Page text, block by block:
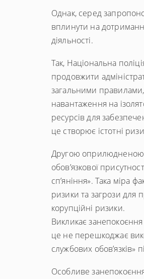
Однак, серед
вплинути на
діяльності.
Так, Національна
продовжити
загальними
навантаження на
ресурсів для
це створює істотні
Другою оприлюдненою
обов’язкової
сп’яніння». Така міра
ризики та загрози для
корупційні ризики.
Викликає занепокоєння
це не перешкоджає
службових обов’язків»
Особливе